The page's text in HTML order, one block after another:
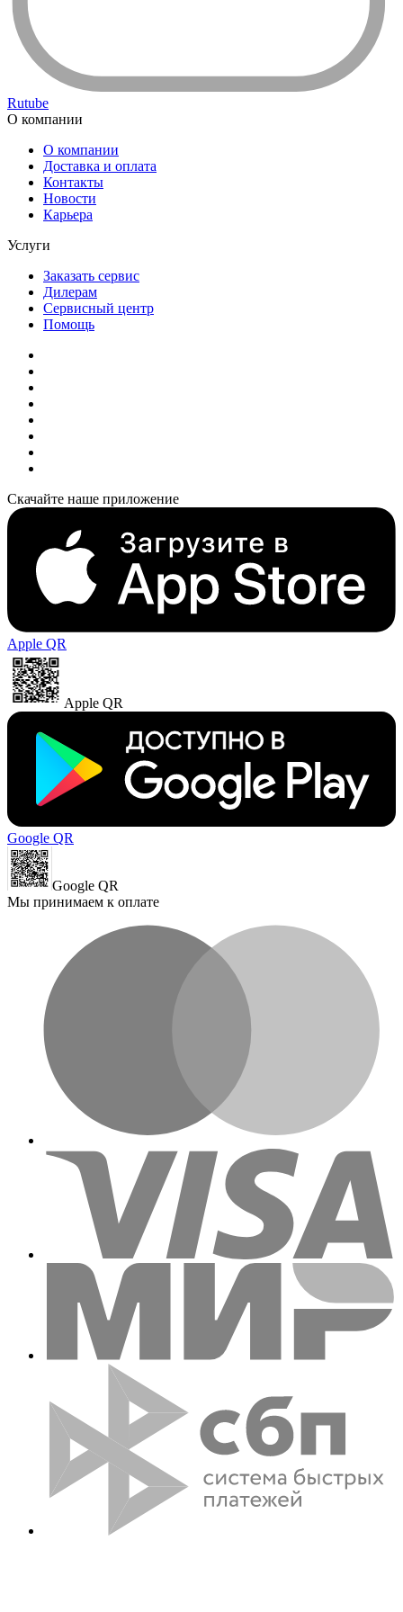
Rutube
О компании
О компании
Доставка и оплата
Контакты
Новости
Карьера
Услуги
Заказать сервис
Дилерам
Сервисный центр
Помощь
Скачайте наше приложение
Apple QR
Apple QR
Google QR
Google QR
Мы принимаем к оплате